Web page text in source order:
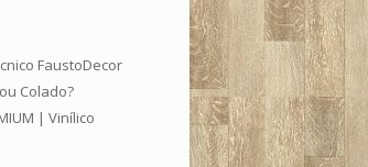
FaustoDecor
Colado?
| Vinílico